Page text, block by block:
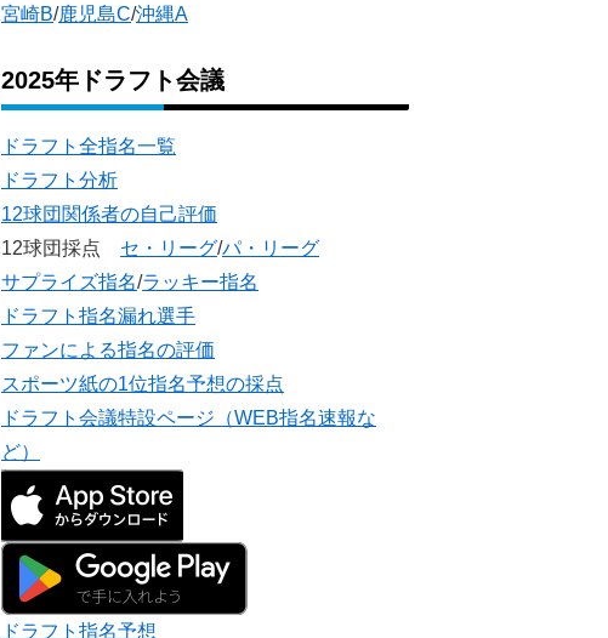
宮崎B/鹿児島C/沖縄A
2025年ドラフト会議
ドラフト全指名一覧
ドラフト分析
12球団関係者の自己評価
12球団採点 セ・リーグ/パ・リーグ
サプライズ指名/ラッキー指名
ドラフト指名漏れ選手
ファンによる指名の評価
スポーツ紙の1位指名予想の採点
ドラフト会議特設ページ（WEB指名速報な
ど）
ドラフト指名予想